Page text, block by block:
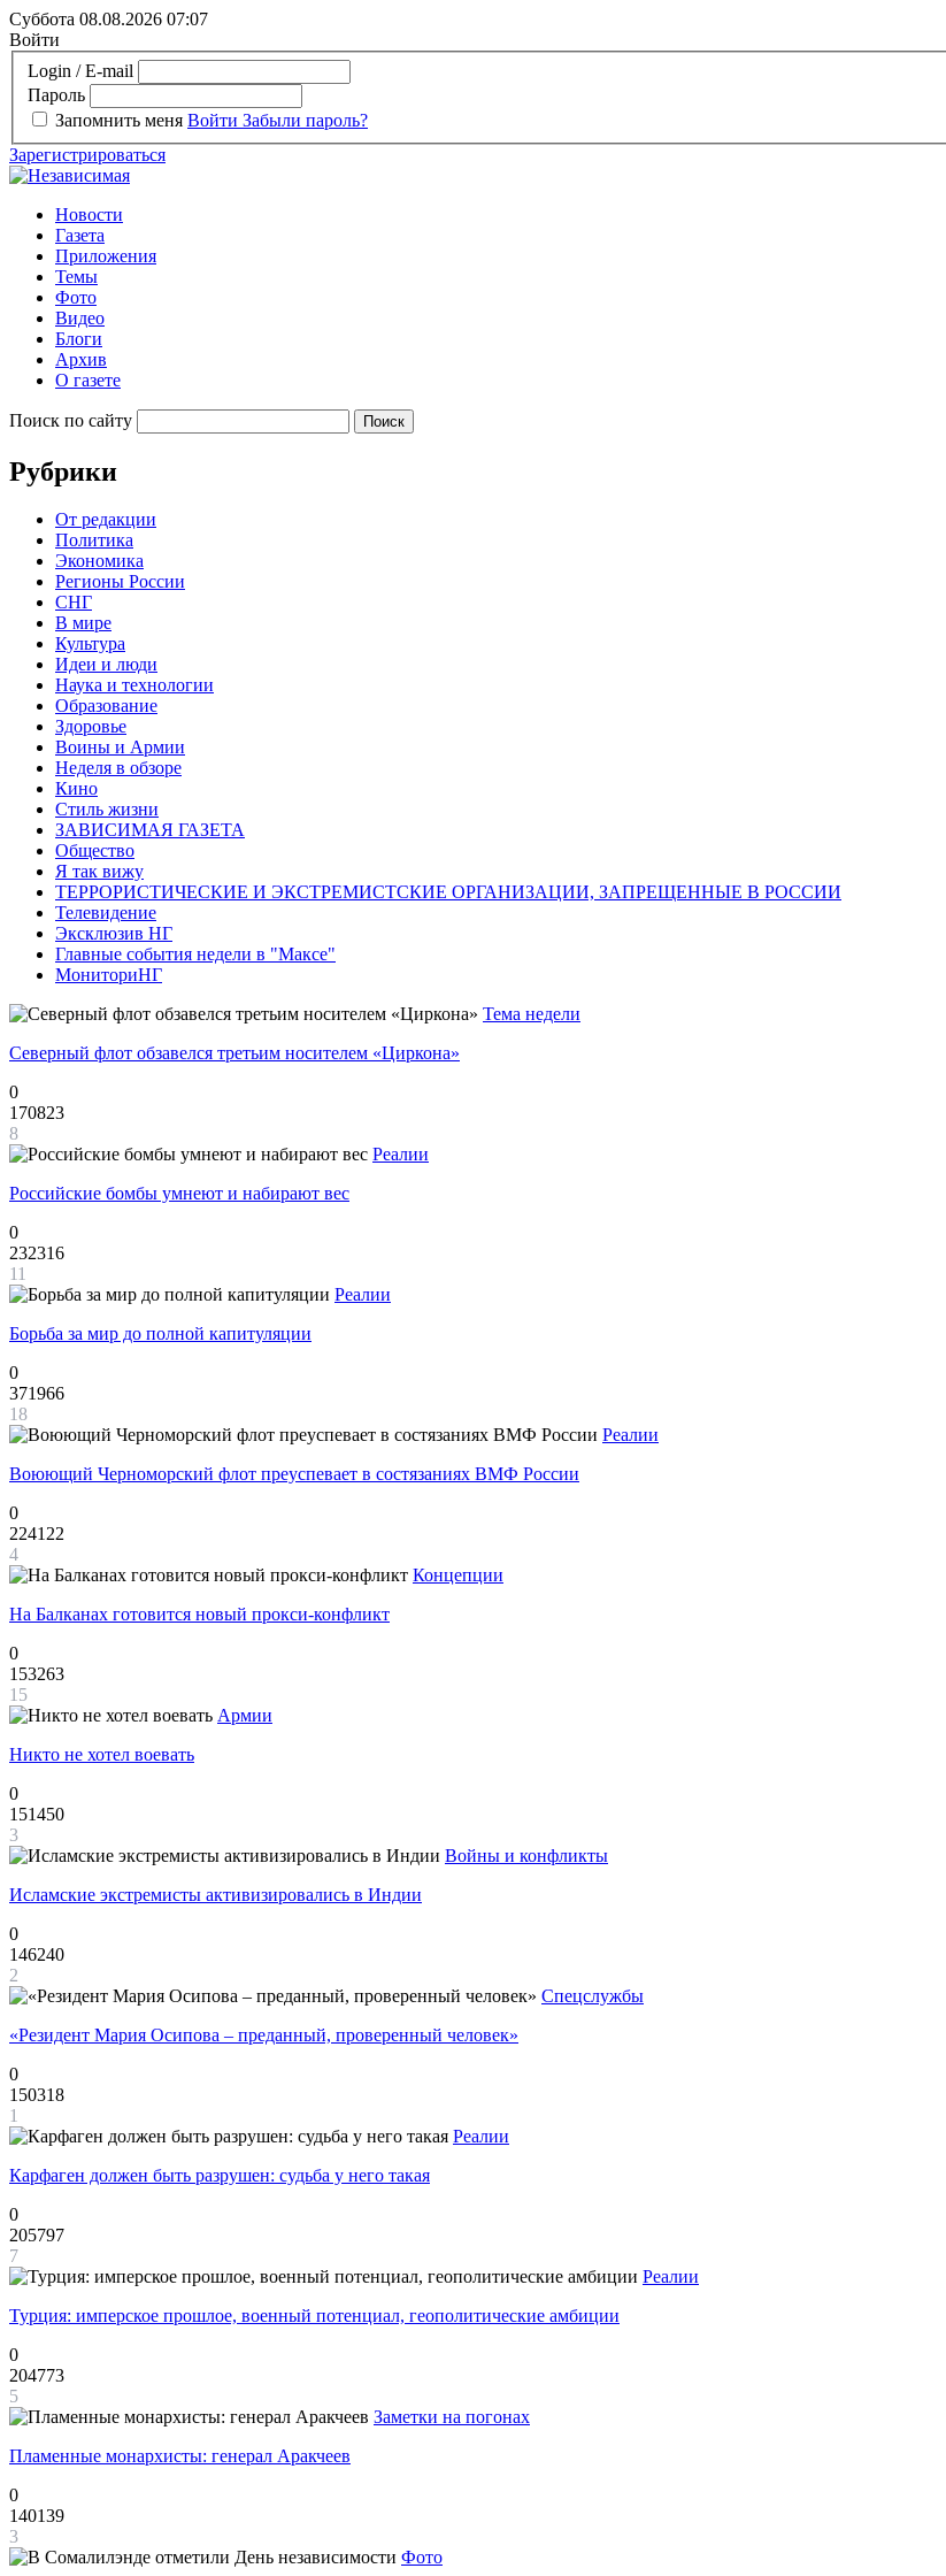
Суббота 08.08.2026 07:07
Войти
Login / E-mail
Пароль
Запомнить меня Войти Забыли пароль?
Зарегистрироваться
Новости
Газета
Приложения
Темы
Фото
Видео
Блоги
Архив
О газете
Поиск по сайту
Рубрики
От редакции
Политика
Экономика
Регионы России
СНГ
В мире
Культура
Идеи и люди
Наука и технологии
Образование
Здоровье
Воины и Армии
Неделя в обзоре
Кино
Стиль жизни
ЗАВИСИМАЯ ГАЗЕТА
Общество
Я так вижу
ТЕРРОРИСТИЧЕСКИЕ И ЭКСТРЕМИСТСКИЕ ОРГАНИЗАЦИИ, ЗАПРЕЩЕННЫЕ В РОССИИ
Телевидение
Эксклюзив НГ
Главные события недели в "Максе"
МониториНГ
Тема недели
Северный флот обзавелся третьим носителем «Циркона»
0
170823
8
Реалии
Российские бомбы умнеют и набирают вес
0
232316
11
Реалии
Борьба за мир до полной капитуляции
0
371966
18
Реалии
Воюющий Черноморский флот преуспевает в состязаниях ВМФ России
0
224122
4
Концепции
На Балканах готовится новый прокси-конфликт
0
153263
15
Армии
Никто не хотел воевать
0
151450
3
Войны и конфликты
Исламские экстремисты активизировались в Индии
0
146240
2
Спецслужбы
«Резидент Мария Осипова – преданный, проверенный человек»
0
150318
1
Реалии
Карфаген должен быть разрушен: судьба у него такая
0
205797
7
Реалии
Турция: имперское прошлое, военный потенциал, геополитические амбиции
0
204773
5
Заметки на погонах
Пламенные монархисты: генерал Аракчеев
0
140139
3
Фото